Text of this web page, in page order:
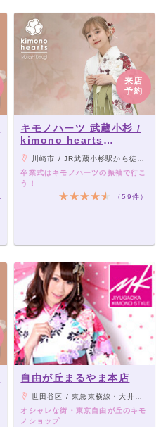
来店
予約
キモノハーツ 武蔵小杉 /
kimono hearts
Musashikosugi
川崎市 / JR武蔵小杉駅から徒歩3分。
卒業式はキモノハーツの振袖で行こ
う！
（59件）
自由が丘まるやま本店
世田谷区 / 東急東横線・大井町線「自由が丘駅」より徒歩3分
オシャレな街・東京自由が丘のキモ
ノショップ